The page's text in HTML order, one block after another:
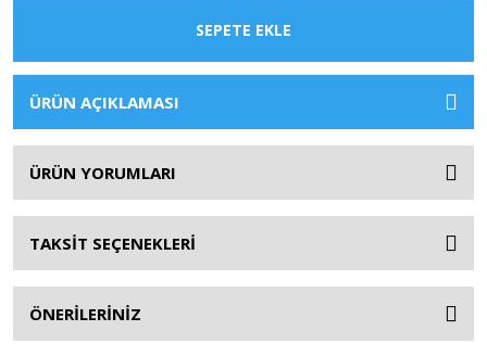
SEPETE EKLE
ÜRÜN AÇIKLAMASI
ÜRÜN YORUMLARI
TAKSİT SEÇENEKLERİ
ÖNERİLERİNİZ